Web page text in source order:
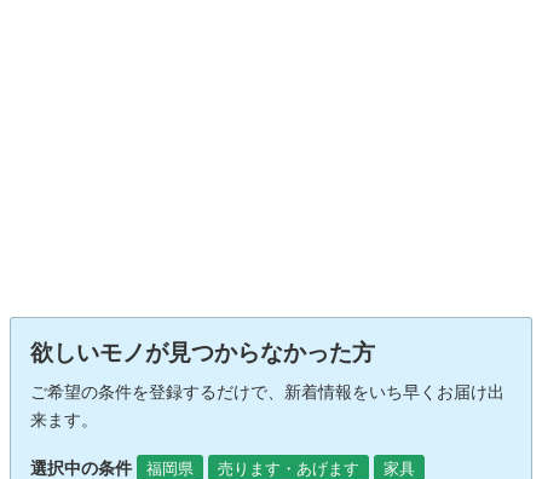
欲しいモノが見つからなかった方
ご希望の条件を登録するだけで、新着情報をいち早くお届け出
来ます。
選択中の条件 福岡県 売ります・あげます
家具